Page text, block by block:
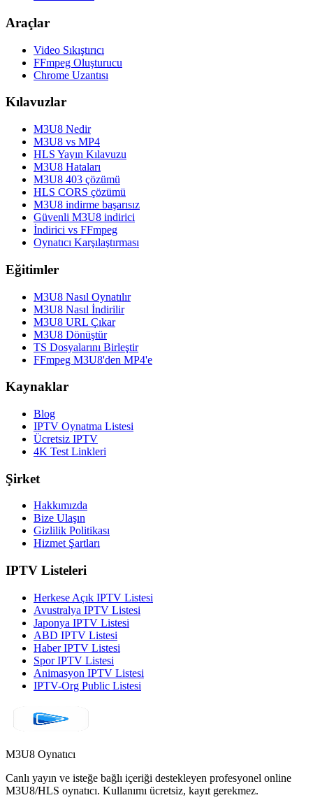
Araçlar
Video Sıkıştırıcı
FFmpeg Oluşturucu
Chrome Uzantısı
Kılavuzlar
M3U8 Nedir
M3U8 vs MP4
HLS Yayın Kılavuzu
M3U8 Hataları
M3U8 403 çözümü
HLS CORS çözümü
M3U8 indirme başarısız
Güvenli M3U8 indirici
İndirici vs FFmpeg
Oynatıcı Karşılaştırması
Eğitimler
M3U8 Nasıl Oynatılır
M3U8 Nasıl İndirilir
M3U8 URL Çıkar
M3U8 Dönüştür
TS Dosyalarını Birleştir
FFmpeg M3U8'den MP4'e
Kaynaklar
Blog
IPTV Oynatma Listesi
Ücretsiz IPTV
4K Test Linkleri
Şirket
Hakkımızda
Bize Ulaşın
Gizlilik Politikası
Hizmet Şartları
IPTV Listeleri
Herkese Açık IPTV Listesi
Avustralya IPTV Listesi
Japonya IPTV Listesi
ABD IPTV Listesi
Haber IPTV Listesi
Spor IPTV Listesi
Animasyon IPTV Listesi
IPTV-Org Public Listesi
M3U8 Oynatıcı
Canlı yayın ve isteğe bağlı içeriği destekleyen profesyonel online
M3U8/HLS oynatıcı. Kullanımı ücretsiz, kayıt gerekmez.